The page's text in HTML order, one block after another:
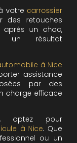
votre carrossier
des retouches
un choc,
un résultat
à Nice
assistance
par des
charge efficace
optez pour
à Nice. Que
ou un